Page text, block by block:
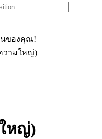
ของคุณ!
วามใหญ่)
หญ่)